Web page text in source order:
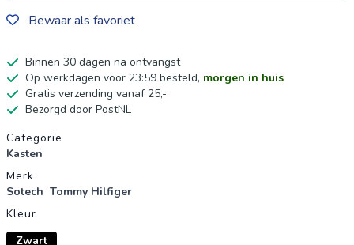
Bewaar als favoriet
Binnen 30 dagen na ontvangst
Op werkdagen voor 23:59 besteld, morgen in huis
Gratis verzending vanaf 25,-
Bezorgd door PostNL
Productgegevens
Categorie
Kasten
Merk
Sotech Tommy Hilfiger
Kleur
Zwart